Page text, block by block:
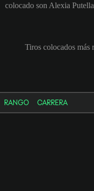
colocado son Alexia
Tiros colocados más
RANGO CARRERA